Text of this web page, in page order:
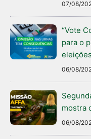
07/08/
“Vote
para o
06/08/
mostra
06/08/